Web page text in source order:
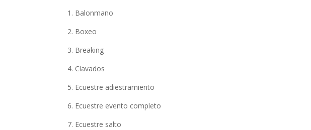
1. Balonmano
2. Boxeo
3. Breaking
4. Clavados
5. Ecuestre adiestramiento
6. Ecuestre evento completo
7. Ecuestre salto